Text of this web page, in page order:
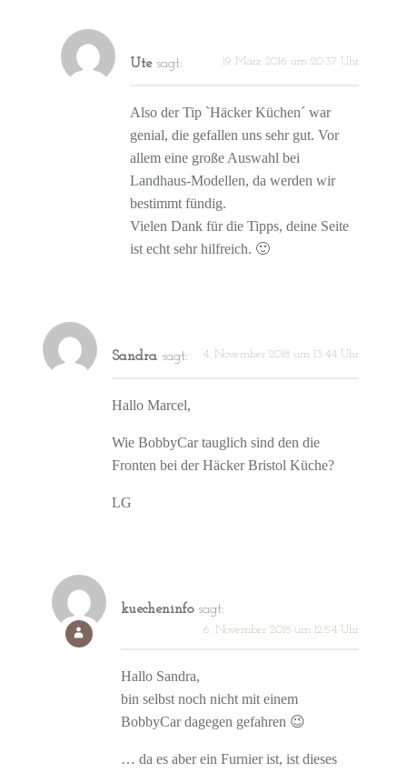
Ute sagt: 19. März 2016 um 20:37 Uhr
Also der Tip `Häcker Küchen´ war
genial, die gefallen uns sehr gut. Vor
allem eine große Auswahl bei
Landhaus-Modellen, da werden wir
bestimmt fündig.
Vielen Dank für die Tipps, deine Seite
ist echt sehr hilfreich. 🙂
Sandra sagt: 4. November 2018 um 13:44 Uhr
Hallo Marcel,
Wie BobbyCar tauglich sind den die
Fronten bei der Häcker Bristol Küche?
LG
kuecheninfo sagt:
6. November 2018 um 12:54 Uhr
Hallo Sandra,
bin selbst noch nicht mit einem
BobbyCar dagegen gefahren 😉
… da es aber ein Furnier ist, ist dieses